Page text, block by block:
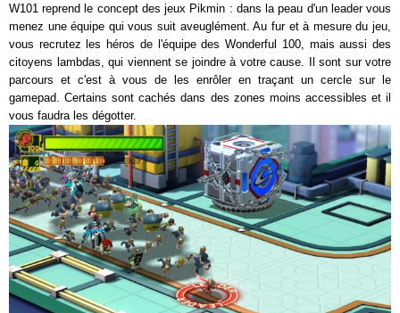
W101 reprend le concept des jeux Pikmin : dans la peau d'un leader vous
menez une équipe qui vous suit aveuglément. Au fur et à mesure du jeu,
vous recrutez les héros de l'équipe des Wonderful 100, mais aussi des
citoyens lambdas, qui viennent se joindre à votre cause. Il sont sur votre
parcours et c'est à vous de les enrôler en traçant un cercle sur le
gamepad. Certains sont cachés dans des zones moins accessibles et il
vous faudra les dégotter.